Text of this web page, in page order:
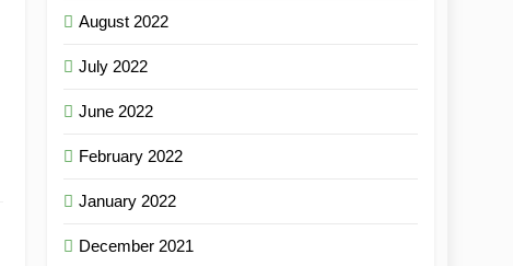
August 2022
July 2022
June 2022
February 2022
January 2022
December 2021